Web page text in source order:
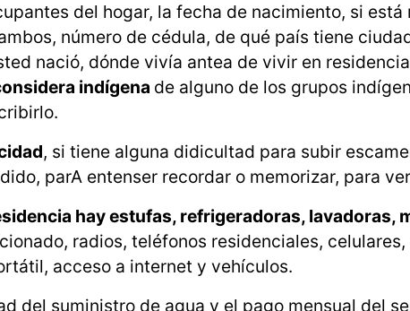
del hogar, la fecha de nacimiento, si
número de cédula, de qué país tiene
nació, dónde vivía antea de vivir en
indígena de alguno de los grupos
, si tiene alguna didicultad para subir
parA entenser recordar o memorizar, para
hay estufas, refrigeradoras, lavadoras,
radios, teléfonos residenciales,
acceso a internet y vehículos.
del suministro de agua y el pago mensual del